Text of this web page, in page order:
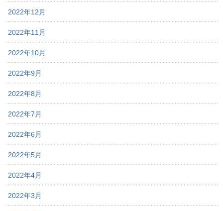
2022年12月
2022年11月
2022年10月
2022年9月
2022年8月
2022年7月
2022年6月
2022年5月
2022年4月
2022年3月